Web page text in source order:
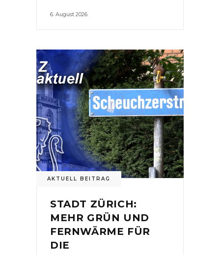
6. August 2026
AKTUELL BEITRAG
STADT ZÜRICH:
MEHR GRÜN UND
FERNWÄRME FÜR
DIE